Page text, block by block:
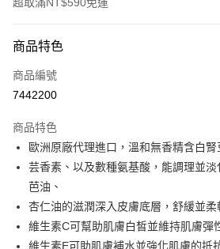
信用卡一次付款
超商取貨付款
Apple Pay
街口支付
悠遊付
Google Pay
商品特色
商品編號
7442200
商品特色
歐洲原廠代理進口，溫和無香精含白腎
芸香素、以及數種氨基酸，能調理並
芭油、
杏仁油的滋潤深入皮膚底層，舒緩並柔
維生素C可幫助肌膚白皙並維持肌膚彈
維生素E可助肌膚補水並強化肌膚的抵